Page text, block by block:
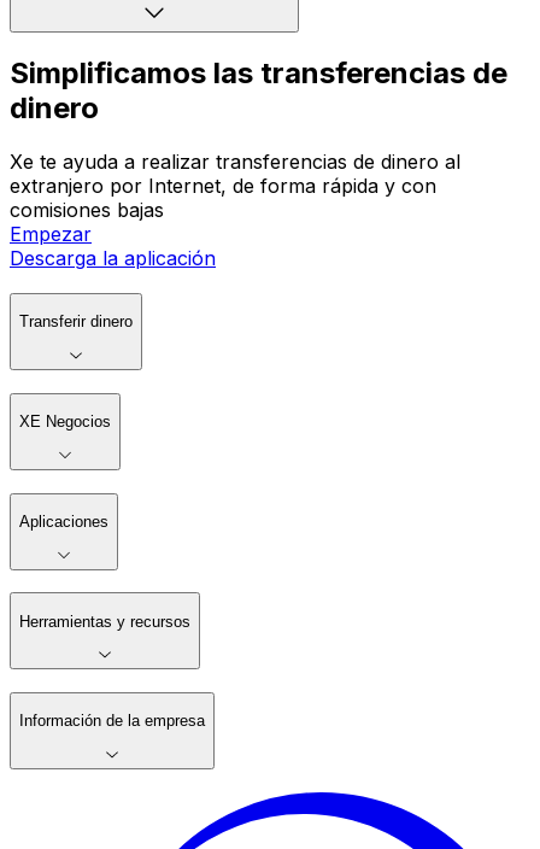
Simplificamos las transferencias de
dinero
Xe te ayuda a realizar transferencias de dinero al
extranjero por Internet, de forma rápida y con
comisiones bajas
Empezar
Descarga la aplicación
Transferir dinero
XE Negocios
Aplicaciones
Herramientas y recursos
Información de la empresa